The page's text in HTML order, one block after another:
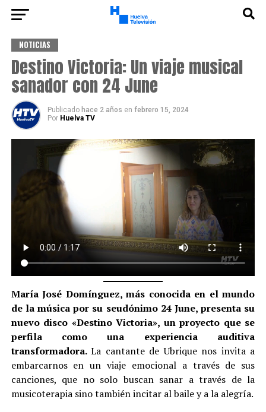
NOTICIAS
Destino Victoria: Un viaje musical
sanador con 24 June
Publicado hace 2 años en febrero 15, 2024
Por Huelva TV
María José Domínguez, más conocida en el mundo
de la música por su seudónimo 24 June, presenta su
nuevo disco «Destino Victoria», un proyecto que se
perfila como una experiencia auditiva
transformadora.La cantante de Ubrique nos invita a
embarcarnos en un viaje emocional a través de sus
canciones, que no solo buscan sanar a través de la
musicoterapia sino también incitar al baile y a la alegría.